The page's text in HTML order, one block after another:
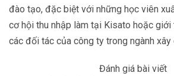
đào tạo, đặc biệt với những học viên
cơ hội thu nhập làm tại Kisato hoặc giới
các đối tác của công ty trong ngành xây
Đánh giá bài viết